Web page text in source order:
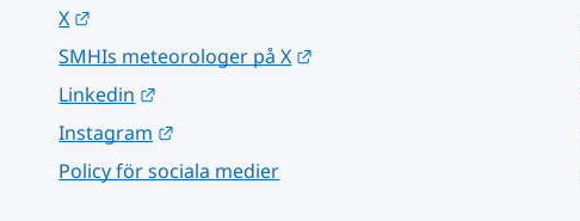
X
SMHIs meteorologer på X
Linkedin
Instagram
Policy för sociala medier